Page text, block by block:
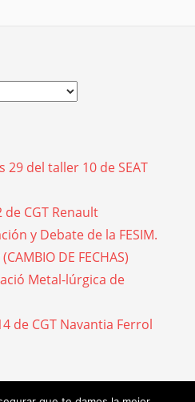
29 del taller 10 de SEAT
de CGT Renault
y Debate de la FESIM.
DE FECHAS)
Metal-lúrgica de
de CGT Navantia Ferrol